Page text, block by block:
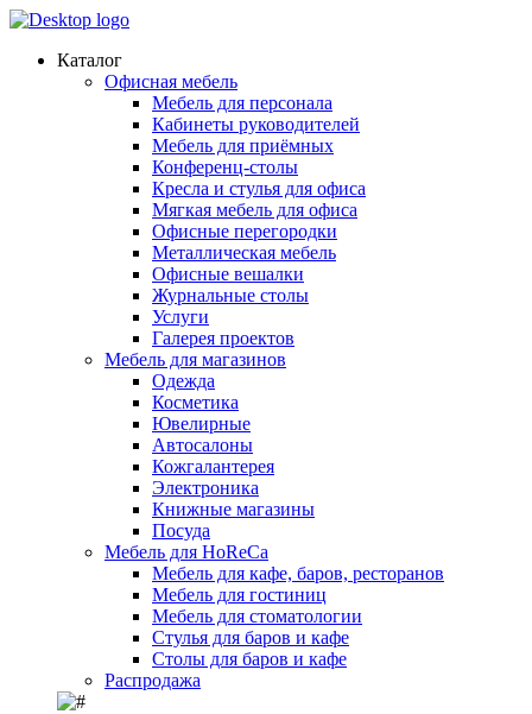
Каталог
Офисная мебель
Мебель для персонала
Кабинеты руководителей
Мебель для приёмных
Конференц-столы
Кресла и стулья для офиса
Мягкая мебель для офиса
Офисные перегородки
Металлическая мебель
Офисные вешалки
Журнальные столы
Услуги
Галерея проектов
Мебель для магазинов
Одежда
Косметика
Ювелирные
Автосалоны
Кожгалантерея
Электроника
Книжные магазины
Посуда
Мебель для HoReCa
Мебель для кафе, баров, ресторанов
Мебель для гостиниц
Мебель для стоматологии
Стулья для баров и кафе
Столы для баров и кафе
Распродажа